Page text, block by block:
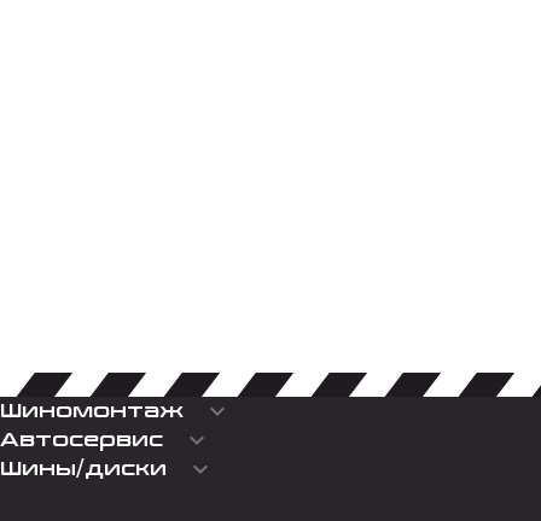
Шиномонтаж keyboard_arrow_down
Автосервис keyboard_arrow_down
Шины/диски keyboard_arrow_down